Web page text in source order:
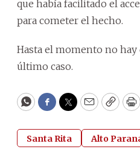
que había facilitado el
para cometer el hecho.
Hasta el momento no
último caso.
WhatsApp
Facebook
Twitter
EmailCopy
Santa Rita Alto